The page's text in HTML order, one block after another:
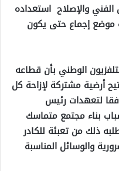
الفني والإصلاح استعداده
موضع إجماع حتى يكون
الوطني بأن قطاعه
أرضية مشتركة لإزاحة كل
لتعهدات رئيس
بناء مجتمع متماسك
ذلك من تعبئة للكادر
والوسائل المناسبة